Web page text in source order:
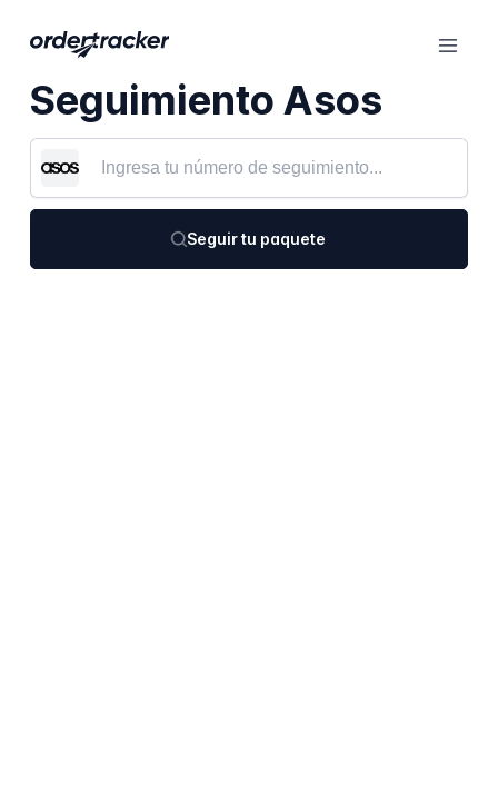
Seguimiento Asos
Seguir tu paquete